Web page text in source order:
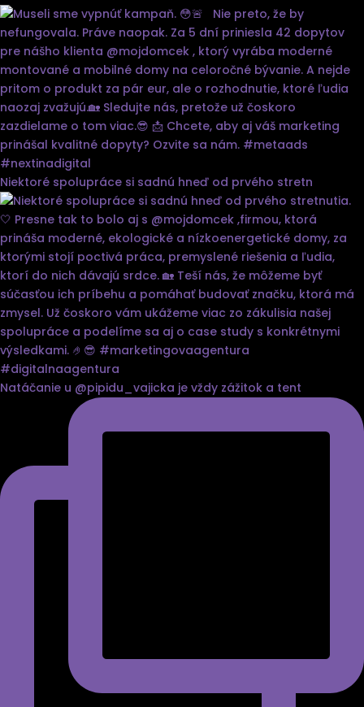
Niektoré spolupráce si sadnú hneď od prvého stretn
Natáčanie u @pipidu_vajicka je vždy zážitok a tent